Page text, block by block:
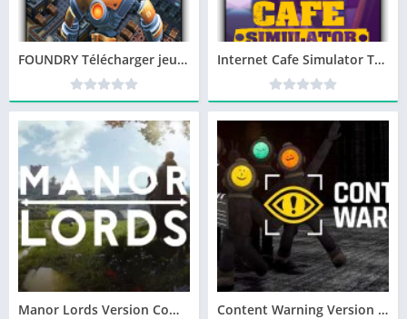
FOUNDRY Télécharger jeu PC Internet Cafe Simulator Télécharger jeu PC
Manor Lords Version Complète jeu pour PC Content Warning Version Complète jeu pour PC